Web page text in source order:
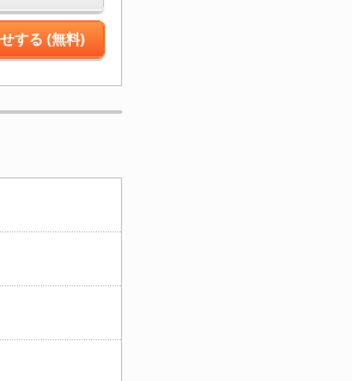
する (無料)